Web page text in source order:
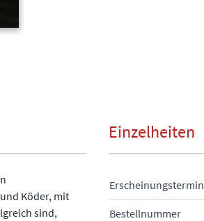
Köder, mit
sind,
Einzelheiten
Erscheinungstermin
Bestellnummer